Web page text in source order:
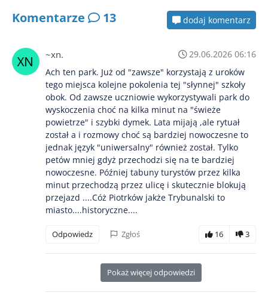
Komentarze 13 dodaj komentarz
~xn.
29.06.2026 06:16
Ach ten park. Już od "zawsze" korzystają z uroków
tego miejsca kolejne pokolenia tej "słynnej" szkoły
obok. Od zawsze uczniowie wykorzystywali park do
wyskoczenia choć na kilka minut na "świeże
powietrze" i szybki dymek. Lata mijają ,ale rytuał
został a i rozmowy choć są bardziej nowoczesne to
jednak język "uniwersalny" również został. Tylko
petów mniej gdyż przechodzi się na te bardziej
nowoczesne. Później tabuny turystów przez kilka
minut przechodzą przez ulicę i skutecznie blokują
przejazd ....Cóż Piotrków jakże Trybunalski to
miasto....historyczne....
Odpowiedz Zgłoś 16 3
Pokaż więcej odpowiedzi